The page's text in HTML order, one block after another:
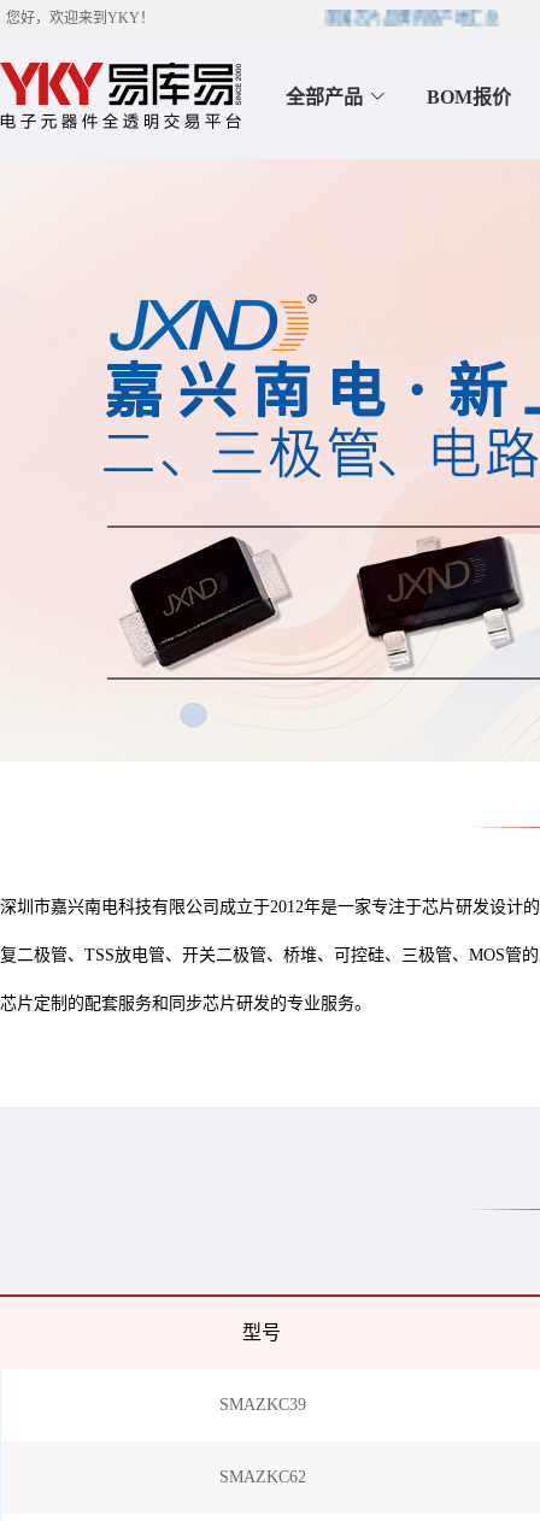
您好，欢迎来到 YKY ！ 美国芯片品牌的原产地汇总
全部产品 BOM报价
深圳市嘉兴南电科技有限公司成立于2012年是一家专注于芯片研发设
复二极管、TSS放电管、开关二极管、桥堆、可控硅、三极管、MOS
芯片定制的配套服务和同步芯片研发的专业服务。
型号
SMAZKC39
SMAZKC62